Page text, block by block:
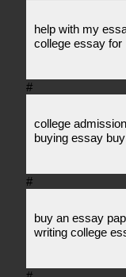
help with my
college essay for
#
college
buying essay
#
buy an essay
writing college